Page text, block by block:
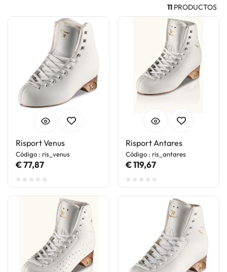
11 PRODUCTOS
Risport Venus
Código : ris_venus
€ 77,87
Risport Antares
Código : ris_antares
€ 119,67